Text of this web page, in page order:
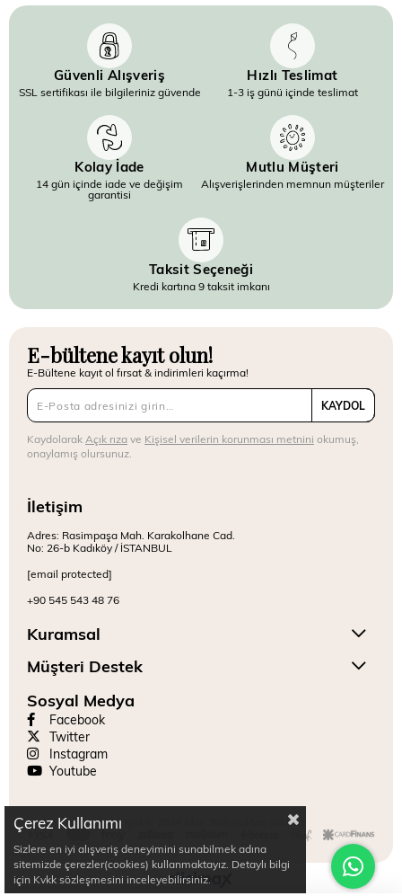
Güvenli Alışveriş
SSL sertifikası ile bilgileriniz güvende
Hızlı Teslimat
1-3 iş günü içinde teslimat
Kolay İade
14 gün içinde iade ve değişim
garantisi
Mutlu Müşteri
Alışverişlerinden memnun müşteriler
Taksit Seçeneği
Kredi kartına 9 taksit imkanı
E-bültene kayıt olun!
E-Bültene kayıt ol fırsat & indirimleri kaçırma!
KAYDOL
Kaydolarak Açık rızave Kişisel verilerin korunması metnini okumuş,
onaylamış olursunuz.
İletişim
Adres: Rasimpaşa Mah. Karakolhane Cad.
No: 26-b Kadıköy / İSTANBUL
[email protected]
+90 545 543 48 76
Kuramsal
Müşteri Destek
Sosyal Medya
Facebook
Twitter
Instagram
Youtube
Copyright © 2024 Mitr. Tüm hakları saklıdır.
Çerez Kullanımı
Sizlere en iyi alışveriş deneyimini sunabilmek adına
sitemizde çerezler(cookies) kullanmaktayız. Detaylı bilgi
için Kvkk sözleşmesini inceleyebilirsiniz.